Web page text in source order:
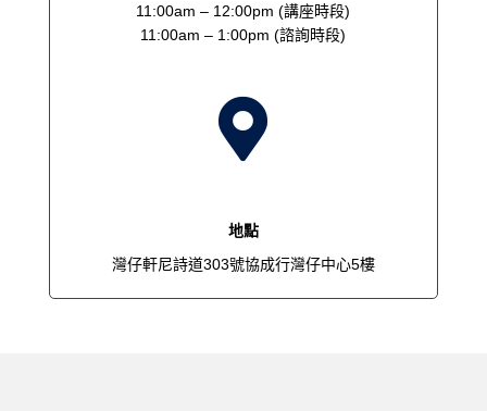
11:00am – 12:00pm (講座時段)
11:00am – 1:00pm (諮詢時段)

地點
灣仔軒尼詩道303號協成行灣仔中心5樓